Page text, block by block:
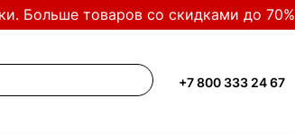
Больше товаров со скидками до 70%
+7 800 333 24 67